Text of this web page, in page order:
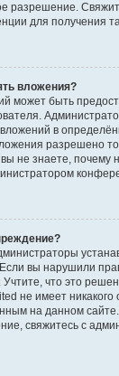
разрешение.
для получения
вложения?
может быть
в
разрешено
не знаете, почему
вы нарушили
что это
не имеет никакого
на данном
свяжитесь с